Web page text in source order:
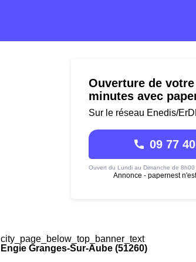
Ouverture de
minutes avec
Sur le réseau Enedis/
09 77
Ouvert du Lundi au Dimanche de 8h00
Annonce - papernest
city_page_below_top_banner_text
Engie Granges-Sur-Aube (51260)